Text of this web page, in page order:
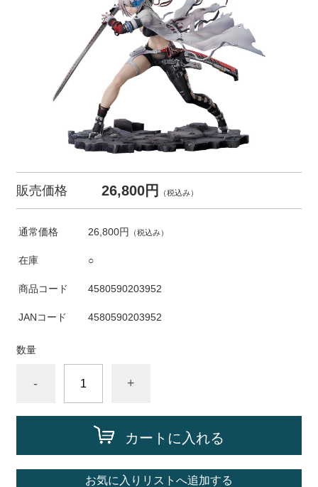
販売価格 26,800円 （税込み）
通常価格 26,800円 （税込み）
在庫 ○
商品コード 4580590203952
JANコード 4580590203952
数量
- +
カートに入れる
お気に入りリストへ追加する